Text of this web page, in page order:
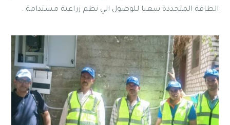
الطاقة المتجددة سعيا للوصول الي نظم زراعية مستدامة .